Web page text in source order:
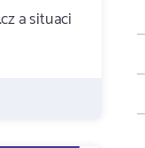
a situaci